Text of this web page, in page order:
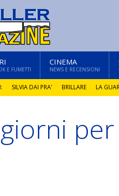
E FUMETTI
CINEMA
NEWS E RECENSIONI
SILVIA DAI PRA' BRILLARE LA